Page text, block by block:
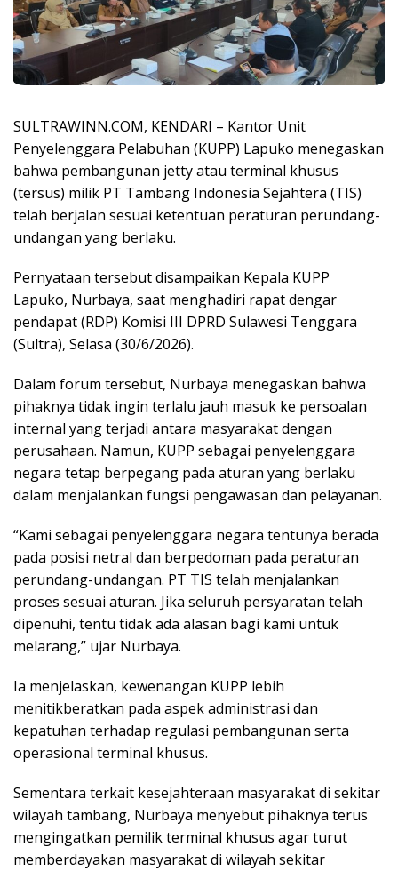
SULTRAWINN.COM, KENDARI – Kantor Unit
Penyelenggara Pelabuhan (KUPP) Lapuko menegaskan
bahwa pembangunan jetty atau terminal khusus
(tersus) milik PT Tambang Indonesia Sejahtera (TIS)
telah berjalan sesuai ketentuan peraturan perundang-
undangan yang berlaku.
Pernyataan tersebut disampaikan Kepala KUPP
Lapuko, Nurbaya, saat menghadiri rapat dengar
pendapat (RDP) Komisi III DPRD Sulawesi Tenggara
(Sultra), Selasa (30/6/2026).
Dalam forum tersebut, Nurbaya menegaskan bahwa
pihaknya tidak ingin terlalu jauh masuk ke persoalan
internal yang terjadi antara masyarakat dengan
perusahaan. Namun, KUPP sebagai penyelenggara
negara tetap berpegang pada aturan yang berlaku
dalam menjalankan fungsi pengawasan dan pelayanan.
“Kami sebagai penyelenggara negara tentunya berada
pada posisi netral dan berpedoman pada peraturan
perundang-undangan. PT TIS telah menjalankan
proses sesuai aturan. Jika seluruh persyaratan telah
dipenuhi, tentu tidak ada alasan bagi kami untuk
melarang,” ujar Nurbaya.
Ia menjelaskan, kewenangan KUPP lebih
menitikberatkan pada aspek administrasi dan
kepatuhan terhadap regulasi pembangunan serta
operasional terminal khusus.
Sementara terkait kesejahteraan masyarakat di sekitar
wilayah tambang, Nurbaya menyebut pihaknya terus
mengingatkan pemilik terminal khusus agar turut
memberdayakan masyarakat di wilayah sekitar